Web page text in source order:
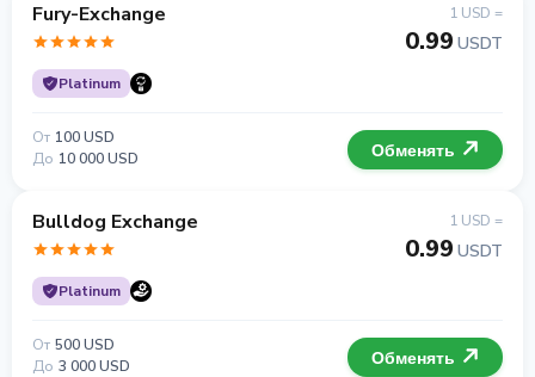
Fury-Exchange
Platinum
1 USD =
0.99 USDT
От 100 USD
До 10 000 USD Обменять
Bulldog Exchange
Platinum
1 USD =
0.99 USDT
От 500 USD
До 3 000 USD Обменять